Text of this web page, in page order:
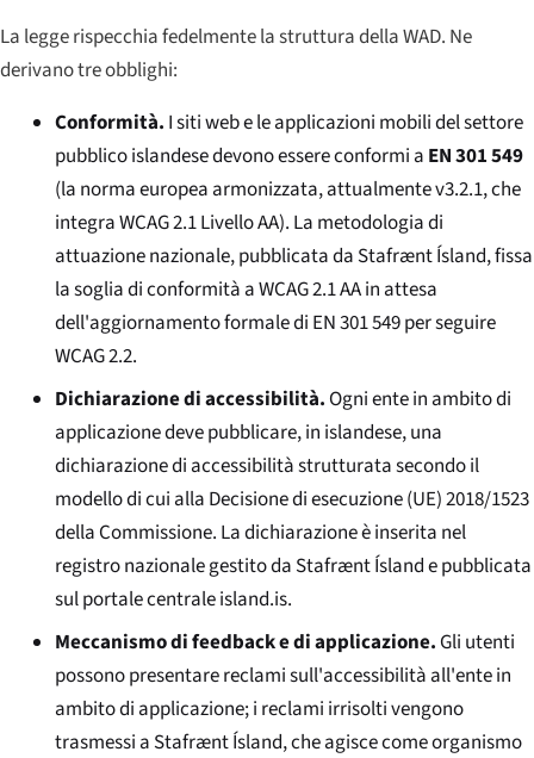
La legge rispecchia fedelmente la struttura della WAD. Ne
derivano tre obblighi:
Conformità. I siti web e le applicazioni mobili del settore
pubblico islandese devono essere conformi a EN 301 549
(la norma europea armonizzata, attualmente v3.2.1, che
integra WCAG 2.1 Livello AA). La metodologia di
attuazione nazionale, pubblicata da Stafrænt Ísland, fissa
la soglia di conformità a WCAG 2.1 AA in attesa
dell'aggiornamento formale di EN 301 549 per seguire
WCAG 2.2.
Dichiarazione di accessibilità.Ogni ente in ambito di
applicazione deve pubblicare, in islandese, una
dichiarazione di accessibilità strutturata secondo il
modello di cui alla Decisione di esecuzione (UE) 2018/1523
della Commissione. La dichiarazione è inserita nel
registro nazionale gestito da Stafrænt Ísland e pubblicata
sul portale centraleisland.is.
Meccanismo di feedback e di applicazione.Gli utenti
possono presentare reclami sull'accessibilità all'ente in
ambito di applicazione; i reclami irrisolti vengono
trasmessi a Stafrænt Ísland, che agisce come organismo